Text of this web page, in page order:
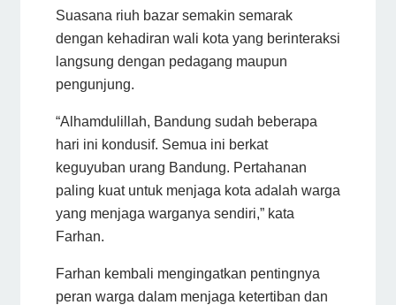
Suasana riuh bazar semakin semarak
dengan kehadiran wali kota yang berinteraksi
langsung dengan pedagang maupun
pengunjung.
“Alhamdulillah, Bandung sudah beberapa
hari ini kondusif. Semua ini berkat
keguyuban urang Bandung. Pertahanan
paling kuat untuk menjaga kota adalah warga
yang menjaga warganya sendiri,” kata
Farhan.
Farhan kembali mengingatkan pentingnya
peran warga dalam menjaga ketertiban dan